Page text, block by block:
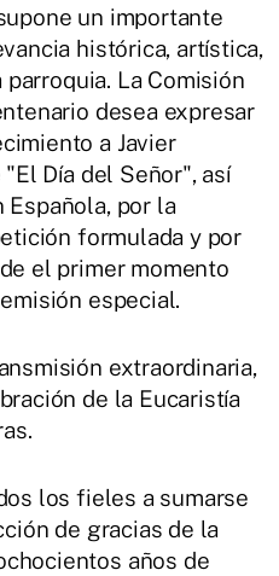
un importante
histórica, artística,
La Comisión
desea expresar
a Javier
Día del Señor", así
Española, por la
formulada y por
el primer momento
especial.
extraordinaria,
de la Eucaristía
los fieles a sumarse
de gracias de la
años de